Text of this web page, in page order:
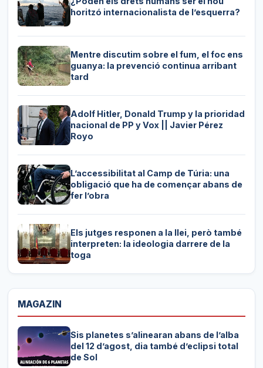
horitzó internacionalista de l’esquerra?
Mentre discutim sobre el fum, el foc ens
guanya: la prevenció continua arribant
tard
Adolf Hitler, Donald Trump y la prioridad
nacional de PP y Vox || Javier Pérez
Royo
L’accessibilitat al Camp de Túria: una
obligació que ha de començar abans de
fer l’obra
Els jutges responen a la llei, però també
interpreten: la ideologia darrere de la
toga
MAGAZIN
Sis planetes s’alinearan abans de l’alba
del 12 d’agost, dia també d’eclipsi total
de Sol